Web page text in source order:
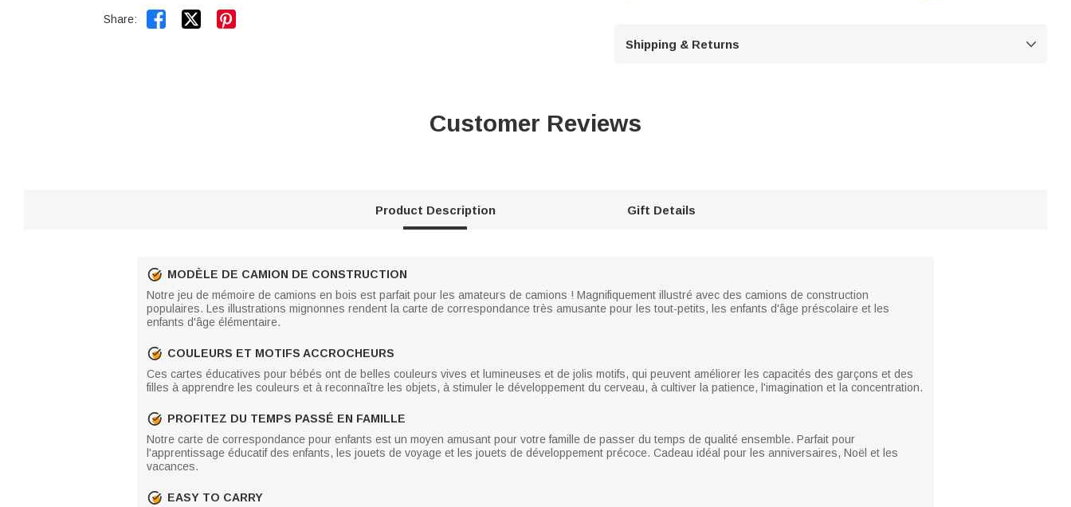
Share:  
Shipping & Returns 
Customer Reviews
Product Description Gift Details
MODÈLE DE CAMION DE CONSTRUCTION
Notre jeu de mémoire de camions en bois est parfait pour les amateurs de camions ! Magnifiquement illustré avec des camions de construction
populaires. Les illustrations mignonnes rendent la carte de correspondance très amusante pour les tout-petits, les enfants d'âge préscolaire et les
enfants d'âge élémentaire.
COULEURS ET MOTIFS ACCROCHEURS
Ces cartes éducatives pour bébés ont de belles couleurs vives et lumineuses et de jolis motifs, qui peuvent améliorer les capacités des garçons et des
filles à apprendre les couleurs et à reconnaître les objets, à stimuler le développement du cerveau, à cultiver la patience, l'imagination et la concentration.
PROFITEZ DU TEMPS PASSÉ EN FAMILLE
Notre carte de correspondance pour enfants est un moyen amusant pour votre famille de passer du temps de qualité ensemble. Parfait pour
l'apprentissage éducatif des enfants, les jouets de voyage et les jouets de développement précoce. Cadeau idéal pour les anniversaires, Noël et les
vacances.
EASY TO CARRY